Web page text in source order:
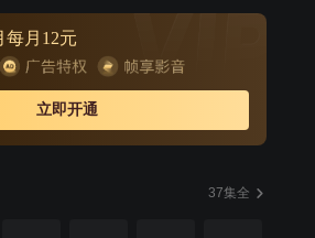
的乐于助人事件不仅让他丢了导游工
到风口浪尖，成了人人喊打的“变态导
自己的好兄弟一手策划。
每月12元
立即开通
37集全